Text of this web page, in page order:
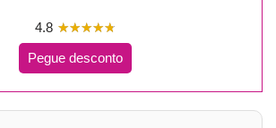
4.8 ☆☆☆☆☆
★★★★★
Pegue desconto